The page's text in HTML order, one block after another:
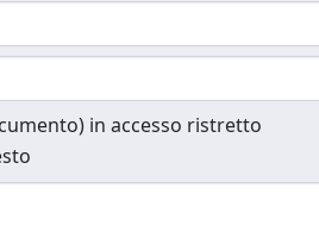
in accesso ristretto